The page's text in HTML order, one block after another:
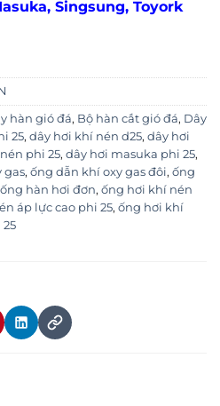
Singsung, Toyork
hàn gió đá, Bộ hàn cắt gió đá, Dây
25, dây hơi khí nén d25, dây hơi
phi 25, dây hơi masuka phi 25,
gas, ống dẫn khí oxy gas đôi, ống
ống hàn hơi đơn, ống hơi khí nén
áp lực cao phi 25, ống hơi khí